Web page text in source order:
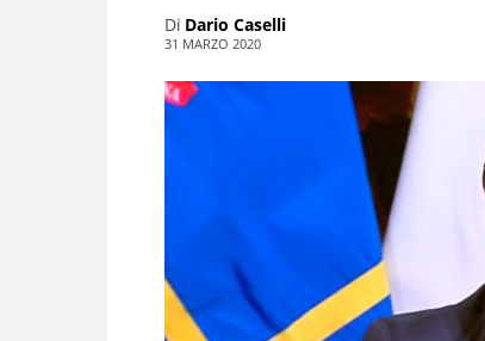
Di Dario Caselli
31 MARZO 2020